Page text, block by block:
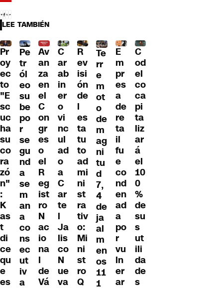
LEE TAMBIÉN
Pr
oy
ec
to
"E
sc
uc
ha
su
co
ra
zó
n"
:
K
as
t
di
ce
qu
e
es
Pe
tr
ól
eo
su
be
po
r
se
gu
nd
a
se
m
an
a
co
ns
ec
ut
iv
a
Av
an
za
en
el
C
on
gr
es
o
el
R
eg
ist
ro
N
ac
io
na
l
de
Vá
C
ar
ab
in
er
o
vi
nc
ul
ad
o
a
C
ar
te
l
Ja
lis
co
N
ue
va
R
ev
isi
ón
de
l
es
ta
tu
to
ad
mi
ni
st
ra
tiv
o:
Mi
ni
st
ro
Q
Te
rr
e
m
ot
o
de
m
ag
ni
tu
d
7,
4
de
ja
al
m
en
os
11
1
E
m
pr
es
a
de
re
ta
il
fu
e
co
nd
en
ad
a
po
r
vu
ln
er
ar
C
od
el
co
ca
pi
ta
liz
ar
á
el
10
0
%
de
su
s
ut
ili
da
de
s